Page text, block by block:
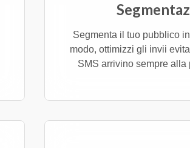
Segmenta il tuo pubblico
modo, ottimizzi gli invii
SMS arrivino sempre